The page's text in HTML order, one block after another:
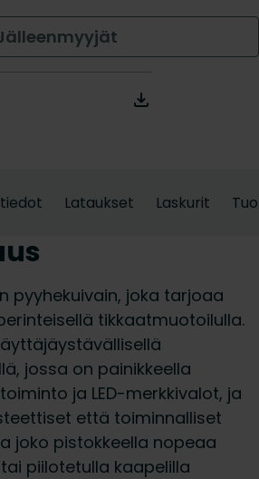
Lataukset Laskurit
pyyhekuivain, joka tarjoaa
tikkaatmuotoilulla.
jossa on painikkeella
ja LED-merkkivalot, ja
että toiminnalliset
joko pistokkeella nopeaa
piilotetulla kaapelilla